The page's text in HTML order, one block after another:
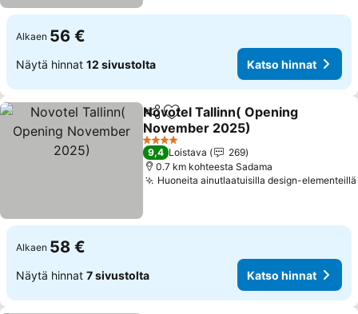
Alkaen 56 €
Näytä hinnat 12 sivustolta Katso hinnat
Jaa Lisää suosikkeihin
Novotel Tallinn( Opening
November 2025)
Katso hinnat
4 Tähtiluokitus
9,4 Loistava
269
0.7 km kohteesta Sadama
Huoneita ainutlaatuisilla design-elementeillä
Alkaen 58 €
Näytä hinnat 7 sivustolta Katso hinnat